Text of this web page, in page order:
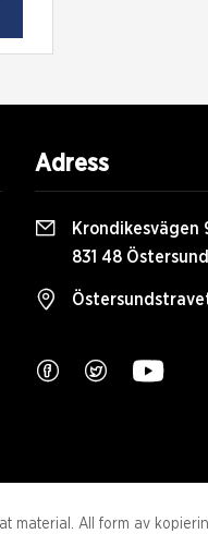
Adress
Krondikesvägen
831 48 Östersund
material. All form av